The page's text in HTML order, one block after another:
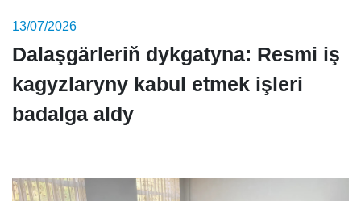
13/07/2026
Dalaşgärleriň dykgatyna: Resmi iş
kagyzlaryny kabul etmek işleri
badalga aldy